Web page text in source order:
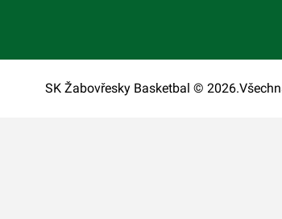
SK Žabovřesky Basketbal © 2026.